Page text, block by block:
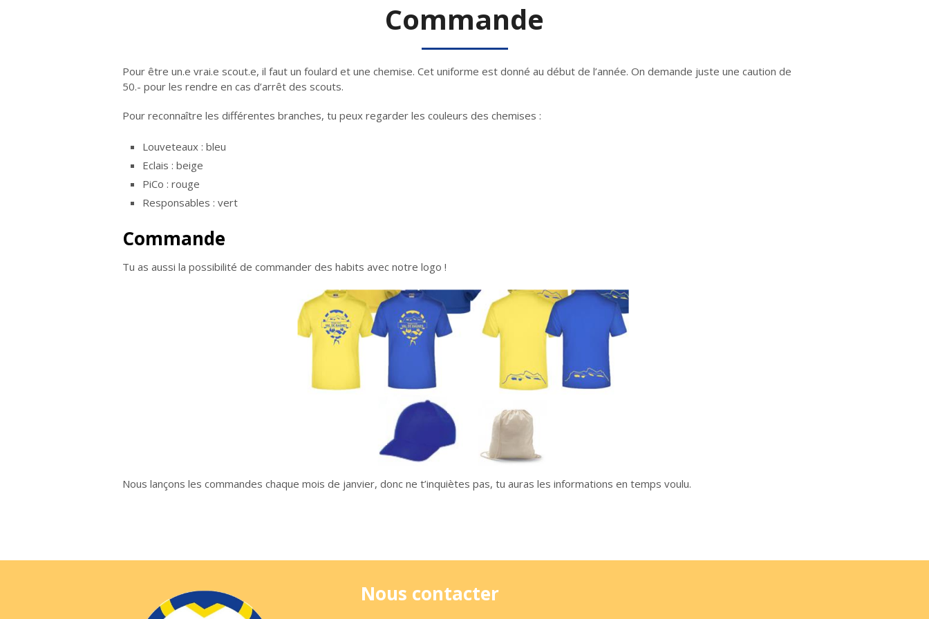
Commande
Pour être un.e vrai.e scout.e, il faut un foulard et une chemise. Cet uniforme est donné au début de l’année. On demande juste une caution de
50.- pour les rendre en cas d’arrêt des scouts.
Pour reconnaître les différentes branches, tu peux regarder les couleurs des chemises :
Louveteaux : bleu
Eclais : beige
PiCo : rouge
Responsables : vert
Commande
Tu as aussi la possibilité de commander des habits avec notre logo !
Nous lançons les commandes chaque mois de janvier, donc ne t’inquiètes pas, tu auras les informations en temps voulu.
Nous contacter